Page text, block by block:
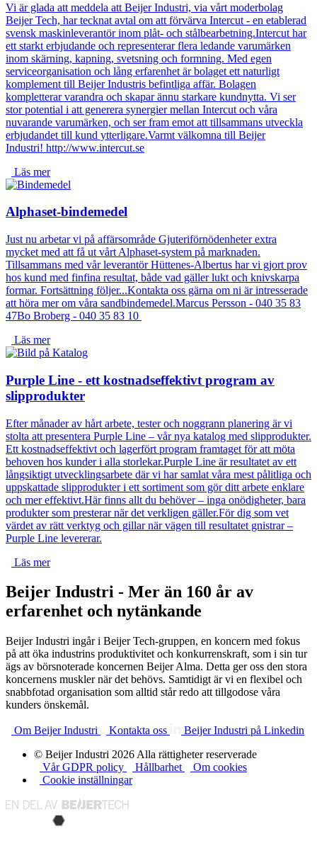
Vi är glada att meddela att Beijer Industri, via vårt moderbolag
Beijer Tech, har tecknat avtal om att förvärva Intercut - en etablerad
svensk maskinleverantör inom plåt- och stålbearbetning.Intercut har
ett starkt erbjudande och representerar flera ledande varumärken
inom skärning, kapning, svetsning och formning. Med egen
serviceorganisation och lång erfarenhet är bolaget ett naturligt
komplement till Beijer Industris befintliga affär. Bolagen
kompletterar varandra och skapar ännu starkare kundnytta. Vi ser
stor potential i att generera synergier mellan Intercut och våra
nuvarande varumärken, och ser fram emot att tillsammans utveckla
erbjudandet till kund ytterligare.Varmt välkomna till Beijer
Industri! http://www.intercut.se
Läs mer
Alphaset-bindemedel
Just nu arbetar vi på affärsområde Gjuteriförnödenheter extra
mycket med att få ut vårt Alphaset-system på marknaden.
Tillsammans med vår leverantör Hüttenes-Albertus har vi gjort prov
hos kund med finfina resultat, både vad gäller lukt och knivskarpa
formar. Fortsättning följer...Kontakta oss gärna om ni är intresserade
att höra mer om våra sandbindemedel.Marcus Persson - 040 35 83
47Bo Broberg - 040 35 83 10
Läs mer
Purple Line - ett kostnadseffektivt program av
slipprodukter
Efter månader av hårt arbete, tester och noggrann planering är vi
stolta att presentera Purple Line – vår nya katalog med slipprodukter.
Ett kostnadseffektivt och lagerfört program framtaget för att möta
behoven hos kunder i alla storlekar.Purple Line är resultatet av ett
långsiktigt utvecklingsarbete där vi har samlat våra mest pålitliga och
uppskattade slipprodukter i ett sortiment som gör ditt arbete enklare
och mer effektivt.Här finns allt du behöver – inga onödigheter, bara
produkter som presterar när det verkligen gäller.För dig som vet
värdet av rätt verktyg och gillar när vägen till resultatet gnistrar –
Purple Line levererar.
Läs mer
Beijer Industri - Mer än 160 år av
erfarenhet och nytänkande
Beijer Industri ingår i Beijer Tech-gruppen, en koncern med fokus
på att öka industrins produktivitet och konkurrenskraft, som i sin tur
ägs av börsnoterade koncernen Beijer Alma. Detta ger oss den stora
koncernens muskler när det behövs. Samtidigt är vi en flexibel och
snabbfotad organisation som alltid står redo att tillgodose våra
kunders önskemål.
Om Beijer Industri Kontakta oss
Beijer Industri på Linkedin
© Beijer Industri 2026 Alla rättigheter reserverade
Vår GDPR policy
Hållbarhet
Om cookies
Cookie inställningar